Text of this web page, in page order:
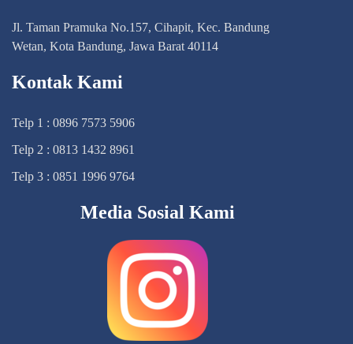
Jl. Taman Pramuka No.157, Cihapit, Kec. Bandung
Wetan, Kota Bandung, Jawa Barat 40114
Kontak Kami
Telp 1 : 0896 7573 5906
Telp 2 : 0813 1432 8961
Telp 3 : 0851 1996 9764
Media Sosial Kami